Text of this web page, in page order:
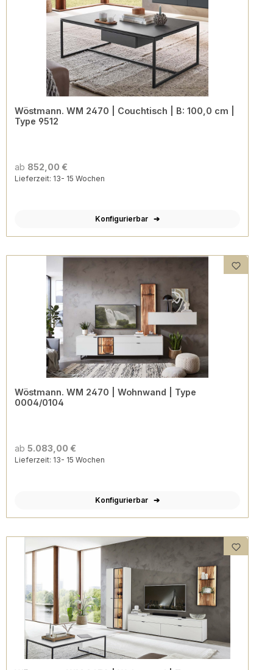
Wöstmann. WM 2470 | Couchtisch | B: 100,0 cm |
Type 9512
ab 852,00 €
Lieferzeit: 13- 15 Wochen
Konfigurierbar
Wöstmann. WM 2470 | Wohnwand | Type
0004/0104
ab 5.083,00 €
Lieferzeit: 13- 15 Wochen
Konfigurierbar